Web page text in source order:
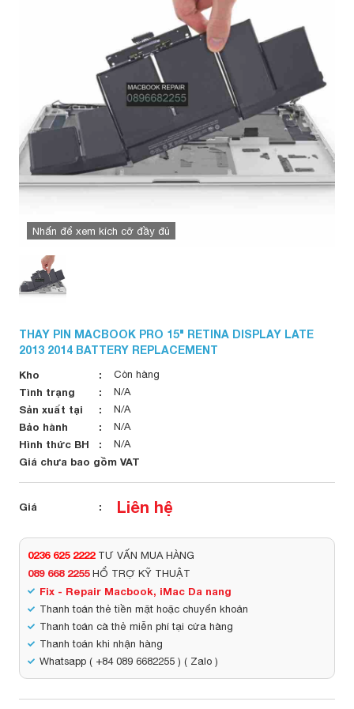
Nhấn để xem kích cỡ đầy đủ
THAY PIN MACBOOK PRO 15" RETINA DISPLAY LATE
2013 2014 BATTERY REPLACEMENT
Kho Còn hàng
Tình trạng N/A
Sản xuất tại N/A
Bảo hành N/A
Hình thức BH N/A
Giá chưa bao gồm VAT
Giá Liên hệ
0236 625 2222 TƯ VẤN MUA HÀNG
089 668 2255HỔ TRỢ KỸ THUẬT
Fix - Repair Macbook, iMac Da nang
Thanh toán thẻ tiền mặt hoặc chuyển khoản
Thanh toán cà thẻ miễn phí tại cửa hàng
Thanh toán khi nhận hàng
Whatsapp ( +84 089 6682255 ) ( Zalo )